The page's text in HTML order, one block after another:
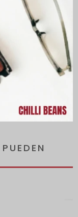
protegiendo tus
el riesgo de